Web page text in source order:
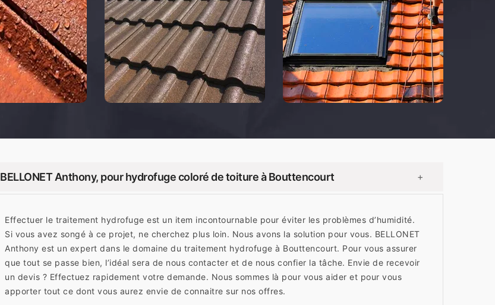
BELLONET Anthony, pour hydrofuge coloré de toiture à Bouttencourt +
Effectuer le traitement hydrofuge est un item incontournable pour éviter les problèmes d’humidité.
Si vous avez songé à ce projet, ne cherchez plus loin. Nous avons la solution pour vous. BELLONET
Anthony est un expert dans le domaine du traitement hydrofuge à Bouttencourt. Pour vous assurer
que tout se passe bien, l’idéal sera de nous contacter et de nous confier la tâche. Envie de recevoir
un devis ? Effectuez rapidement votre demande. Nous sommes là pour vous aider et pour vous
apporter tout ce dont vous aurez envie de connaitre sur nos offres.